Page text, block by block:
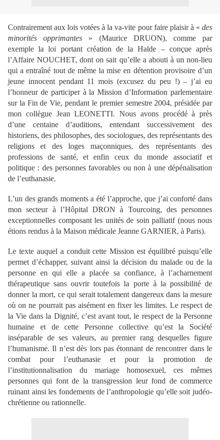
Contrairement aux lois votées à la va-vite pour faire plaisir à « des
minorités opprimantes » (Maurice DRUON), comme par
exemple la loi portant création de la Halde – conçue après
l’Affaire NOUCHET, dont on sait qu’elle a abouti à un non-lieu
qui a entraîné tout de même la mise en détention provisoire d’un
jeune innocent pendant 11 mois (excusez du peu !) – j’ai eu
l’honneur de participer à la Mission d’Information parlementaire
sur la Fin de Vie, pendant le premier semestre 2004, présidée par
mon collègue Jean LEONETTI. Nous avons procédé à près
d’une centaine d’auditions, entendant successivement des
historiens, des philosophes, des sociologues, des représentants des
religions et des loges maçonniques, des représentants des
professions de santé, et enfin ceux du monde associatif et
politique : des personnes favorables ou non à une dépénalisation
de l’euthanasie.
L’un des grands moments a été l’approche, que j’ai conforté dans
mon secteur à l’Hôpital DRON à Tourcoing, des personnes
exceptionnelles composant les unités de soin palliatif (nous nous
étions rendus à la Maison médicale Jeanne GARNIER, à Paris).
Le texte auquel a conduit cette Mission est équilibré puisqu’elle
permet d’échapper, suivant ainsi la décision du malade ou de la
personne en qui elle a placée sa confiance, à l’acharnement
thérapeutique sans ouvrir toutefois la porte à la possibilité de
donner la mort, ce qui serait totalement dangereux dans la mesure
où on ne pourrait pas aisément en fixer les limites. Le respect de
la Vie dans la Dignité, c’est avant tout, le respect de la Personne
humaine et de cette Personne collective qu’est la Société
inséparable de ses valeurs, au premier rang desquelles figure
l’humanisme. Il n’est dès lors pas étonnant de rencontrer dans le
combat pour l’euthanasie et pour la promotion de
l’institutionnalisation du mariage homosexuel, ces mêmes
personnes qui font de la transgression leur fond de commerce
ruinant ainsi les fondements de l’anthropologie qu’elle soit judéo-
chrétienne ou rationnelle.